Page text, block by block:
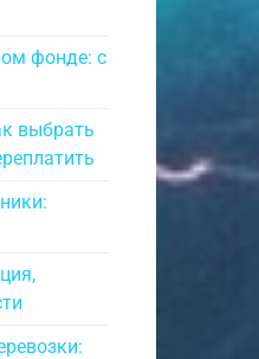
фонде: с
выбрать